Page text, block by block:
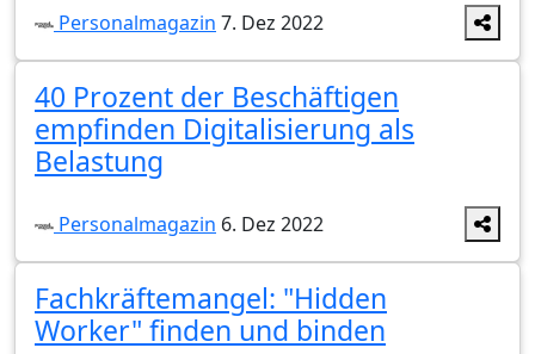
Personalmagazin 7. Dez 2022
40 Prozent der Beschäftigen
empfinden Digitalisierung als
Belastung
Personalmagazin 6. Dez 2022
Fachkräftemangel: "Hidden
Worker" finden und binden